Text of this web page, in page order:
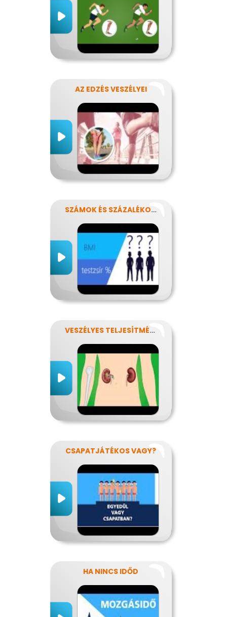
AZ EDZÉS VESZÉLYEI
SZÁMOK ÉS SZÁZALÉKOK REJTELMEI
VESZÉLYES TELJESÍTMÉNY
CSAPATJÁTÉKOS VAGY?
HA NINCS IDŐD